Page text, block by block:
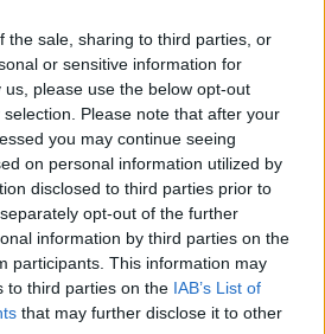
the sale, sharing to third parties, or
or sensitive information for
please use the below opt-out
Please note that after your
you may continue seeing
on personal information utilized by
disclosed to third parties prior to
opt-out of the further
information by third parties on the
participants. This information may
to third parties on the IAB’s List of
that may further disclose it to other
Okeanis Eco Tankers: Κέρδη 230,3
εκατ. δολ. στο β΄ τρίμηνο
06 ΑΥΓ 2026
Μύκονος: Ολοκληρώθηκε η
αποκατάσταση των κρηπιδωμάτων
στο Νέο Λιμάνι Τούρλου
06 ΑΥΓ 2026
ΟΛΘ: Νέα επένδυση σε σύγχρονο
εξοπλισμό
06 ΑΥΓ 2026